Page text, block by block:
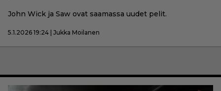
John Wick ja Saw ovat saamassa uudet pelit.
5.1.2026 19:24 | Jukka Moilanen